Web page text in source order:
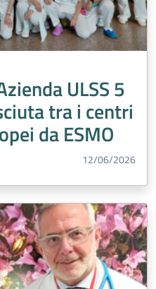
Caldo
Elettronico FSE
Edilizia
Salute Mentale
Vaccini
Medicina generale
ULSS 5
tra i centri
da ESMO
12/06/2026